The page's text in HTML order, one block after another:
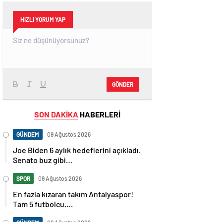
HIZLI YORUM YAP
GÖNDER
SON DAKİKA HABERLERİ
GÜNDEM 09 Ağustos 2026
Joe Biden 6 aylık hedeflerini açıkladı.
Senato buz gibi…
SPOR 09 Ağustos 2026
En fazla kızaran takım Antalyaspor!
Tam 5 futbolcu….